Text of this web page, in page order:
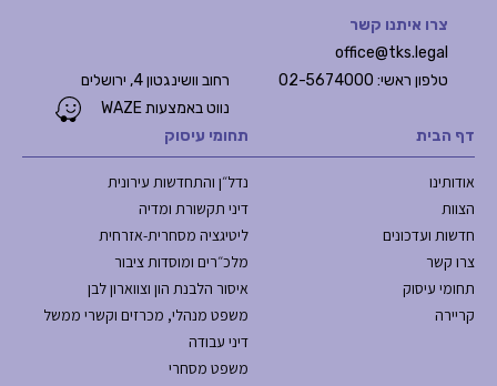
דף הבית
אודותינו
הצוות
חדשות ועדכונים
צרו קשר
תחומי עיסוק
קריירה
תחומי עיסוק
נדל״ן והתחדשות עירונית
דיני תקשורת ומדיה
ליטיגציה מסחרית-אזרחית
מלכ״רים ומוסדות ציבור
איסור הלבנת הון וצווארון לבן
משפט מנהלי, מכרזים וקשרי ממשל
דיני עבודה
משפט מסחרי
צרו איתנו קשר
office@tks.legal
טלפון ראשי: 02-5674000
רחוב וושינגטון 4, ירושלים
נווט באמצעות WAZE